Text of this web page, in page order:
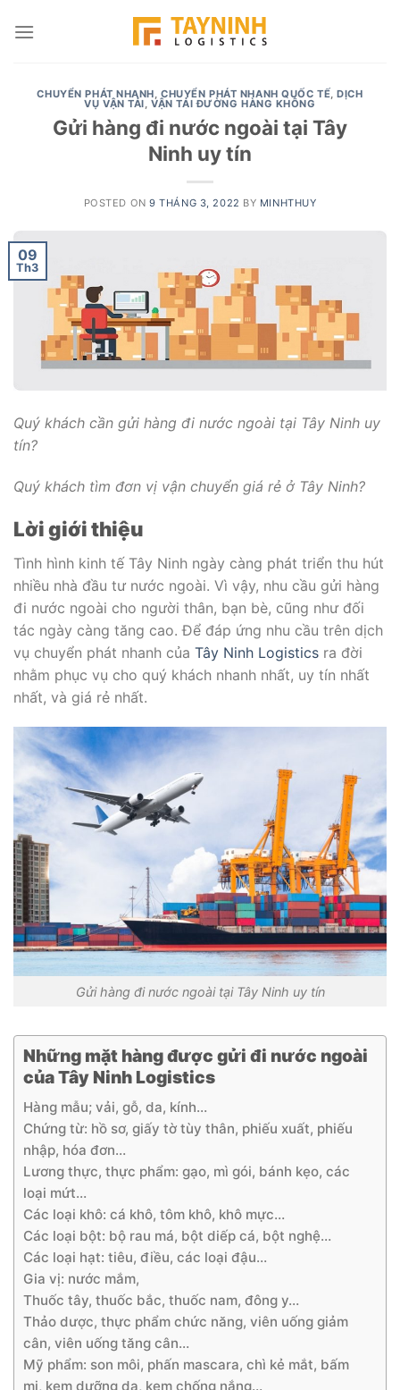
CHUYỂN PHÁT NHANH,CHUYỂN PHÁT NHANH QUỐC TẾ,DỊCH
VỤ VẬN TẢI,VẬN TẢI ĐƯỜNG HÀNG KHÔNG
Gửi hàng đi nước ngoài tại Tây
Ninh uy tín
POSTED ON9 THÁNG 3, 2022 BY MINHTHUY
09
Th3
Quý khách cần gửi hàng đi nước ngoài tại Tây Ninh uy
tín?
Quý khách tìm đơn vị vận chuyển giá rẻ ở Tây Ninh?
Lời giới thiệu
Tình hình kinh tế Tây Ninh ngày càng phát triển thu hút
nhiều nhà đầu tư nước ngoài. Vì vậy, nhu cầu gửi hàng
đi nước ngoài cho người thân, bạn bè, cũng như đối
tác ngày càng tăng cao. Để đáp ứng nhu cầu trên dịch
vụ chuyển phát nhanh của Tây Ninh Logistics ra đời
nhằm phục vụ cho quý khách nhanh nhất, uy tín nhất
nhất, và giá rẻ nhất.
Gửi hàng đi nước ngoài tại Tây Ninh uy tín
Những mặt hàng được gửi đi nước ngoài
của Tây Ninh Logistics
Hàng mẫu; vải, gỗ, da, kính…
Chứng từ: hồ sơ, giấy tờ tùy thân, phiếu xuất, phiếu
nhập, hóa đơn…
Lương thực, thực phẩm: gạo, mì gói, bánh kẹo, các
loại mứt…
Các loại khô: cá khô, tôm khô, khô mực…
Các loại bột: bộ rau má, bột diếp cá, bột nghệ…
Các loại hạt: tiêu, điều, các loại đậu…
Gia vị: nước mắm,
Thuốc tây, thuốc bắc, thuốc nam, đông y…
Thảo dược, thực phẩm chức năng, viên uống giảm
cân, viên uống tăng cân…
Mỹ phẩm: son môi, phấn mascara, chì kẻ mắt, bấm
mi, kem dưỡng da, kem chống nắng…